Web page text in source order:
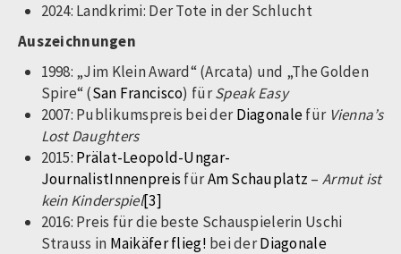
2024: Landkrimi: Der Tote in der Schlucht
Auszeichnungen
1998: „Jim Klein Award“ (Arcata) und „The Golden
Spire“ (San Francisco) fürSpeak Easy
2007: Publikumspreis bei derDiagonalefür Vienna’s
Lost Daughters
2015: Prälat-Leopold-Ungar-
JournalistInnenpreis fürAm Schauplatz – Armut ist
kein Kinderspiel[3]
2016: Preis für die beste Schauspielerin Uschi
Strauss in Maikäfer flieg! bei derDiagonale